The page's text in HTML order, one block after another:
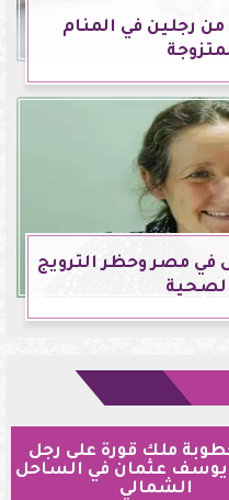
رجلين في المنام
في مصر وحظر الترويج
ملك قورة على رجل
يوسف عثمان في الساحل
الشمالي